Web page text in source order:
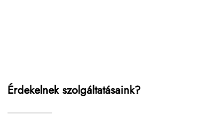
Érdekelnek szolgáltatásaink?